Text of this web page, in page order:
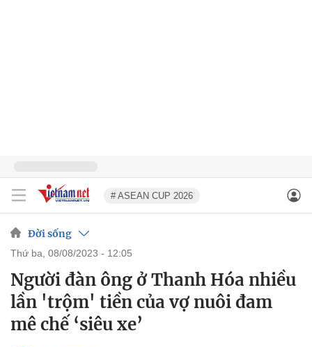
# ASEAN CUP 2026
Đời sống
thứ ba, 08/08/2023 - 12:05
Người đàn ông ở Thanh Hóa nhiều
lần 'trộm' tiền của vợ nuôi đam
mê chế ‘siêu xe’